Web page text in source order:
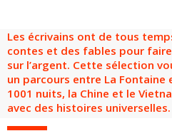
FR EN
Les écrivains ont de tous
contes et des fables pour
sur l’argent. Cette sélection
un parcours entre La Fontaine
1001 nuits, la Chine et le
avec des histoires